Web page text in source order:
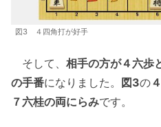
図3 ４四角打が好手
そして、 相手の方が４六歩
の手番になりました。 図3の
７六桂の両にらみです。